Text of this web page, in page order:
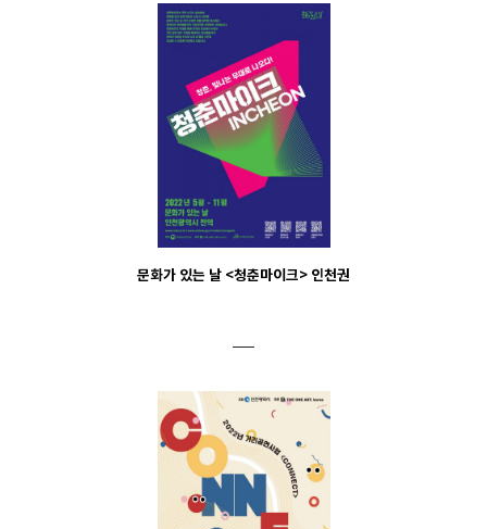
문화가 있는 날 <청춘마이크> 인천권